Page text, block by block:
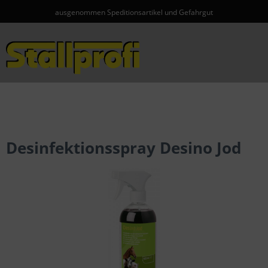
ausgenommen Speditionsartikel und Gefahrgut
Desinfektionsspray Desino Jod